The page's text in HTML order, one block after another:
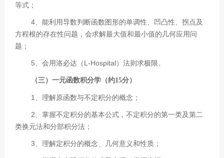
等式；
4、能利用导数判断函数图形的单调性、凹凸性、拐点及
方程根的存在性问题，会求解最大值和最小值的几何应用问
题；
5、会用洛必达（L-Hospital）法则求极限。
（三）一元函数积分学（约15分）
1、理解原函数与不定积分的概念；
2、掌握不定积分的基本公式，不定积分的第一类及第二
类换元法和分部积分法；
3、理解定积分的概念、几何意义和性质；